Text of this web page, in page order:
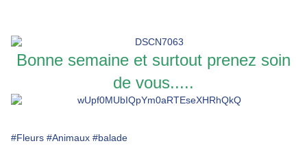
Bonne semaine et surtout prenez soin
de vous.....
#Fleurs #Animaux #balade